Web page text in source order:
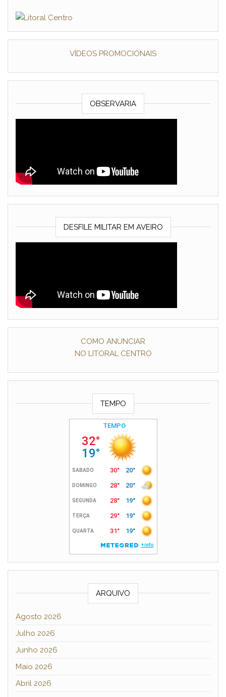
VÍDEOS PROMOCIONAIS
OBSERVARIA
DESFILE MILITAR EM AVEIRO
COMO ANUNCIAR
NO LITORAL CENTRO
TEMPO
ARQUIVO
Agosto 2026
Julho 2026
Junho 2026
Maio 2026
Abril 2026